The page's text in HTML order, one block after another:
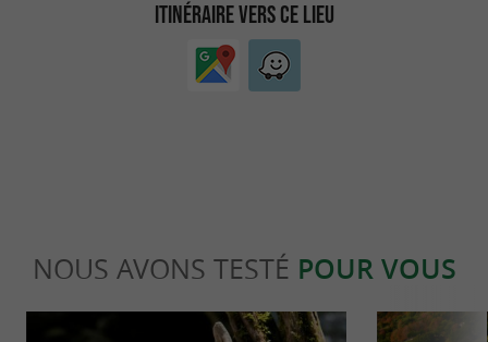
ITINÉRAIRE VERS CE LIEU
NOUS AVONS TESTÉ POUR VOUS